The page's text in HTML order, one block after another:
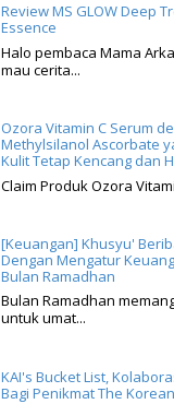
Review MS GLOW Deep
Essence
Halo pembaca Mama
mau cerita...
Ozora Vitamin C Serum
Methylsilanol Ascorbate
Kulit Tetap Kencang dan
Claim Produk Ozora
[Keuangan] Khusyu'
Dengan Mengatur
Bulan Ramadhan
Bulan Ramadhan
untuk umat...
KAI's Bucket List,
Bagi Penikmat The